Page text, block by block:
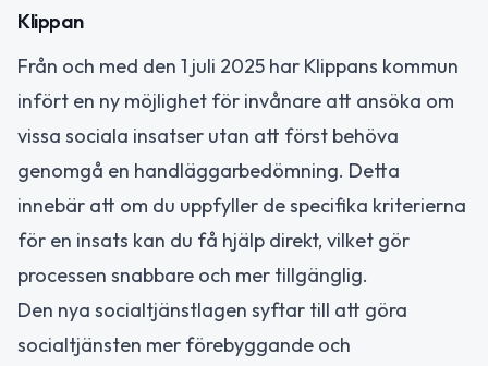
Klippan
Från och med den 1 juli 2025 har Klippans kommun
infört en ny möjlighet för invånare att ansöka om
vissa sociala insatser utan att först behöva
genomgå en handläggarbedömning. Detta
innebär att om du uppfyller de specifika kriterierna
för en insats kan du få hjälp direkt, vilket gör
processen snabbare och mer tillgänglig.
Den nya socialtjänstlagen syftar till att göra
socialtjänsten mer förebyggande och